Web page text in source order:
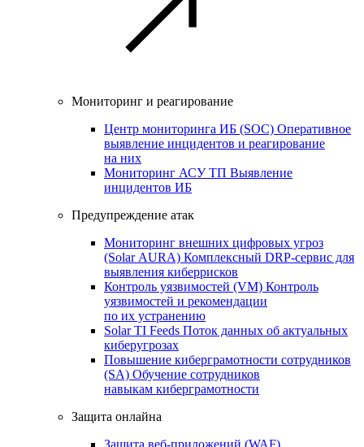
Мониторинг и реагирование
Центр мониторинга ИБ (SOC) Оперативное
выявление инцидентов и реагирование
на них
Мониторинг АСУ ТП Выявление
инцидентов ИБ
Предупреждение атак
Мониторинг внешних цифровых угроз
(Solar AURA) Комплексный DRP-сервис для
выявления киберрисков
Контроль уязвимостей (VM) Контроль
уязвимостей и рекомендации
по их устранению
Solar TI Feeds Поток данных об актуальных
киберугрозах
Повышение киберграмотности сотрудников
(SA) Обучение сотрудников
навыкам киберграмотности
Защита онлайна
Защита веб-приложений (WAF)